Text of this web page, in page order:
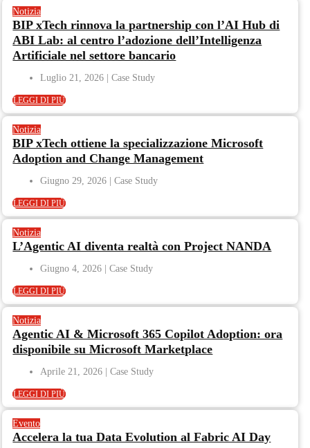
Notizia
BIP xTech rinnova la partnership con l’AI Hub di
ABI Lab: al centro l’adozione dell’Intelligenza
Artificiale nel settore bancario
Luglio 21, 2026
LEGGI DI PIÙ
Notizia
BIP xTech ottiene la specializzazione Microsoft
Adoption and Change Management
Giugno 29, 2026
LEGGI DI PIÙ
Notizia
L’Agentic AI diventa realtà con Project NANDA
Giugno 4, 2026
LEGGI DI PIÙ
Notizia
Agentic AI & Microsoft 365 Copilot Adoption: ora
disponibile su Microsoft Marketplace
Aprile 21, 2026
LEGGI DI PIÙ
Evento
Accelera la tua Data Evolution al Fabric AI Day